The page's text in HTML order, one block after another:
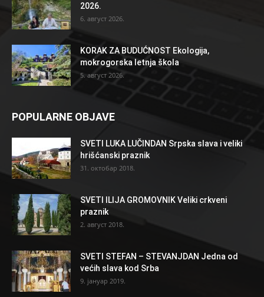
2026.
6. август 2026.
KORAK ZA BUDUĆNOST Ekologija,
mokrogorska letnja škola
5. август 2026.
POPULARNE OBJAVE
SVETI LUKA LUČINDAN Srpska slava i veliki
hrišćanski praznik
31. октобар 2018.
SVETI ILIJA GROMOVNIK Veliki crkveni
praznik
2. август 2018.
SVETI STEFAN – STEVANJDAN Jedna od
većih slava kod Srba
9. јануар 2019.